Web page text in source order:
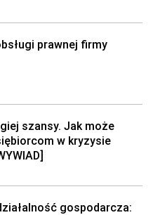
prawnej firmy
szansy. Jak może
w kryzysie
gospodarcza: